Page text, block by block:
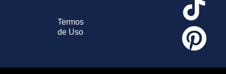
Termos
de Uso